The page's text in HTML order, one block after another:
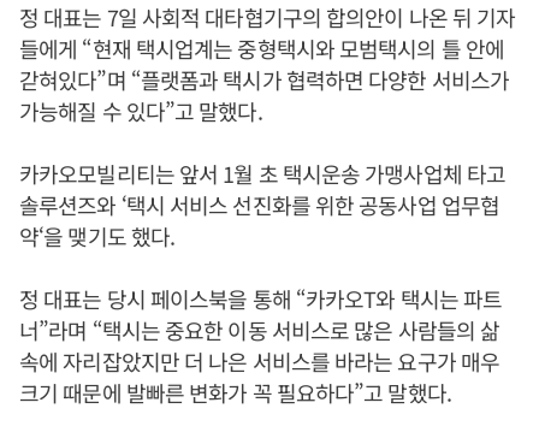
정 대표는 7일 사회적 대타협기구의 합의안이 나온 뒤 기자
들에게 “현재 택시업계는 중형택시와 모범택시의 틀 안에
갇혀있다”며 “플랫폼과 택시가 협력하면 다양한 서비스가
가능해질 수 있다”고 말했다.
카카오모빌리티는 앞서 1월 초 택시운송 가맹사업체 타고
솔루션즈와 ‘택시 서비스 선진화를 위한 공동사업 업무협
약‘을 맺기도 했다.
정 대표는 당시 페이스북을 통해 “카카오T와 택시는 파트
너”라며 “택시는 중요한 이동 서비스로 많은 사람들의 삶
속에 자리잡았지만 더 나은 서비스를 바라는 요구가 매우
크기 때문에 발빠른 변화가 꼭 필요하다”고 말했다.